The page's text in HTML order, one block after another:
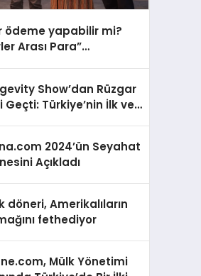
ödeme yapabilir mi?
Arası Para”
Show’dan Rüzgar
Geçti: Türkiye’nin İlk ve
2024’ün Seyahat
Açıkladı
döneri, Amerikalıların
fethediyor
Mülk Yönetimi